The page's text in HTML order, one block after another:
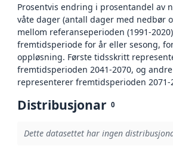
Prosentvis endring i prosentandel av
våte dager (antall dager med nedbør
mellom referanseperioden (1991-
fremtidsperiode for år eller sesong,
oppløsning. Første tidsskritt
fremtidsperioden 2041-2070, og
representerer fremtidsperioden 2071-
Distribusjonar 0
Dette datasettet har ingen